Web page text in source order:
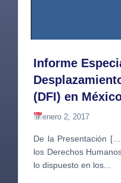
Informe
(DFI) en
enero 2, 2017
De la Presentación
los Derechos
lo dispuesto en los...